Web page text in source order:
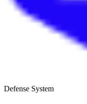
Defense System